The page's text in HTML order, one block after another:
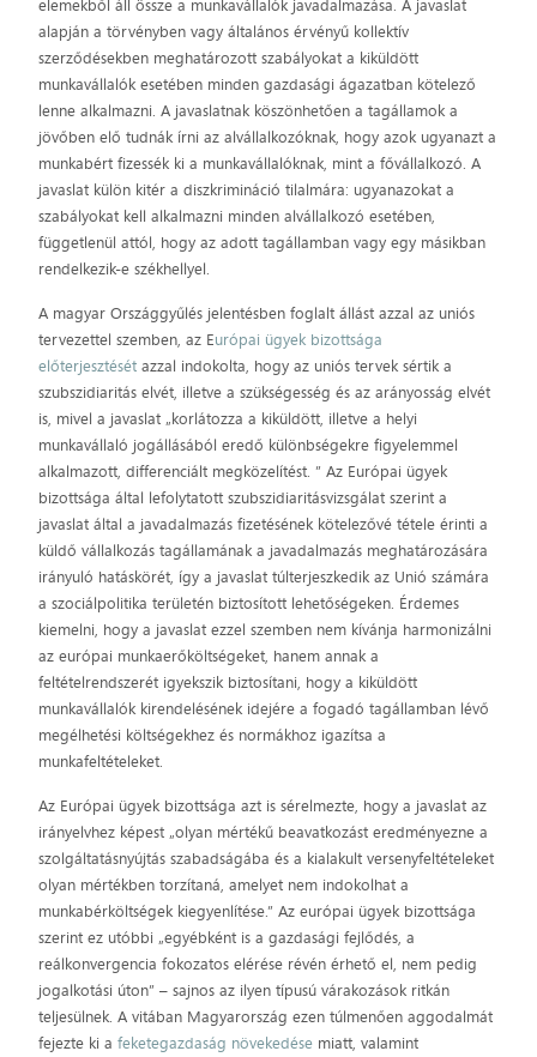
elemekből áll össze a munkavállalók javadalmazása. A javaslat
alapján a törvényben vagy általános érvényű kollektív
szerződésekben meghatározott szabályokat a kiküldött
munkavállalók esetében minden gazdasági ágazatban kötelező
lenne alkalmazni. A javaslatnak köszönhetően a tagállamok a
jövőben elő tudnák írni az alvállalkozóknak, hogy azok ugyanazt a
munkabért fizessék ki a munkavállalóknak, mint a fővállalkozó. A
javaslat külön kitér a diszkrimináció tilalmára: ugyanazokat a
szabályokat kell alkalmazni minden alvállalkozó esetében,
függetlenül attól, hogy az adott tagállamban vagy egy másikban
rendelkezik-e székhellyel.
A magyar Országgyűlés jelentésben foglalt állást azzal az uniós
tervezettel szemben, az Európai ügyek bizottsága
előterjesztését azzal indokolta, hogy az uniós tervek sértik a
szubszidiaritás elvét, illetve a szükségesség és az arányosság elvét
is, mivel a javaslat „korlátozza a kiküldött, illetve a helyi
munkavállaló jogállásából eredő különbségekre figyelemmel
alkalmazott, differenciált megközelítést. ” Az Európai ügyek
bizottsága által lefolytatott szubszidiaritásvizsgálat szerint a
javaslat által a javadalmazás fizetésének kötelezővé tétele érinti a
küldő vállalkozás tagállamának a javadalmazás meghatározására
irányuló hatáskörét, így a javaslat túlterjeszkedik az Unió számára
a szociálpolitika területén biztosított lehetőségeken. Érdemes
kiemelni, hogy a javaslat ezzel szemben nem kívánja harmonizálni
az európai munkaerőköltségeket, hanem annak a
feltételrendszerét igyekszik biztosítani, hogy a kiküldött
munkavállalók kirendelésének idejére a fogadó tagállamban lévő
megélhetési költségekhez és normákhoz igazítsa a
munkafeltételeket.
Az Európai ügyek bizottsága azt is sérelmezte, hogy a javaslat az
irányelvhez képest „olyan mértékű beavatkozást eredményezne a
szolgáltatásnyújtás szabadságába és a kialakult versenyfeltételeket
olyan mértékben torzítaná, amelyet nem indokolhat a
munkabérköltségek kiegyenlítése.” Az európai ügyek bizottsága
szerint ez utóbbi „egyébként is a gazdasági fejlődés, a
reálkonvergencia fokozatos elérése révén érhető el, nem pedig
jogalkotási úton” – sajnos az ilyen típusú várakozások ritkán
teljesülnek. A vitában Magyarország ezen túlmenően aggodalmát
fejezte ki afeketegazdaság növekedése miatt, valamint